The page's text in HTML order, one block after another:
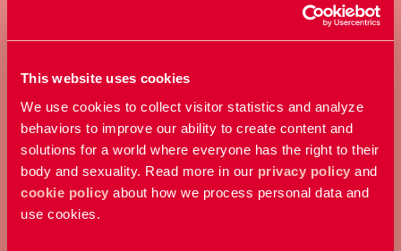
This website uses cookies
We use cookies to collect visitor statistics and analyze
behaviors to improve our ability to create content and
solutions for a world where everyone has the right to their
body and sexuality. Read more in our privacy policy and
cookie policy about how we process personal data and
use cookies.
Bli medlem